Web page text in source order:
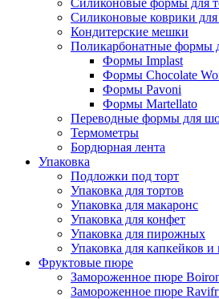
Силиконовые формы для
Силиконовые коврики
Кондитерские мешки
Поликарбонатные формы
Формы Implast
Формы Chocolate
Формы Pavoni
Формы Martellato
Переводные формы для
Термометры
Бордюрная лента
Упаковка
Подложки под торт
Упаковка для тортов
Упаковка для макаронс
Упаковка для конфет
Упаковка для пирожных
Упаковка для капкейков
Фруктовые пюре
Замороженное пюре
Замороженное пюре